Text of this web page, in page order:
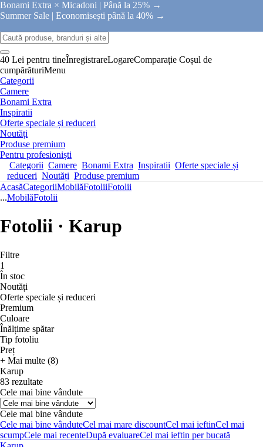
Bonami Extra × Micadoni | Până la 25% →
Summer Sale | Economisești până la 40% →
40 Lei pentru tineÎnregistrareLogareComparație Coșul de
cumpărăturiMenu
Categorii
Camere
Bonami Extra
Inspiratii
Oferte speciale și reduceri
Noutăți
Produse premium
Pentru profesioniști
Categorii Camere Bonami Extra Inspiratii Oferte speciale și
reduceri Noutăți Produse premium
AcasăCategoriiMobilăFotoliiFotolii
...MobilăFotolii
Fotolii · Karup
Filtre
1
În stoc
Noutăți
Oferte speciale și reduceri
Premium
Culoare
Înălțime spătar
Tip fotoliu
Preț
+ Mai multe (8)
Karup
83 rezultate
Cele mai bine vândute
Cele mai bine vândute
Cele mai bine vânduteCel mai mare discountCel mai ieftinCel mai
scumpCele mai recenteDupă evaluareCel mai ieftin per bucată